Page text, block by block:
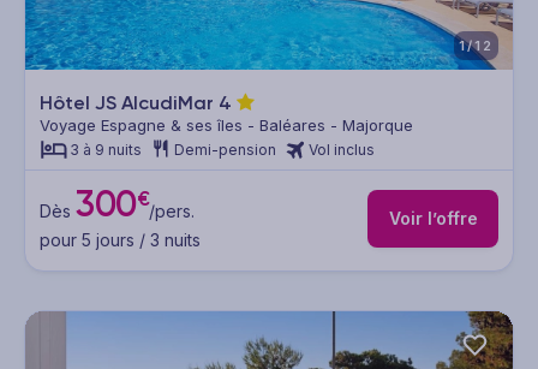
1/12
Hôtel JS AlcudiMar 4
Voyage Espagne & ses îles - Baléares - Majorque
3 à 9 nuits Demi-pension Vol inclus
Dès 300€/pers.
pour 5 jours / 3 nuits
Voir l’offre